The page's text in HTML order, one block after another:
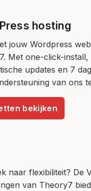
hosting
jouw Wordpress
Met one-click-install,
updates en 7
van ons
bekijken
naar flexibiliteit? De
van Theory7